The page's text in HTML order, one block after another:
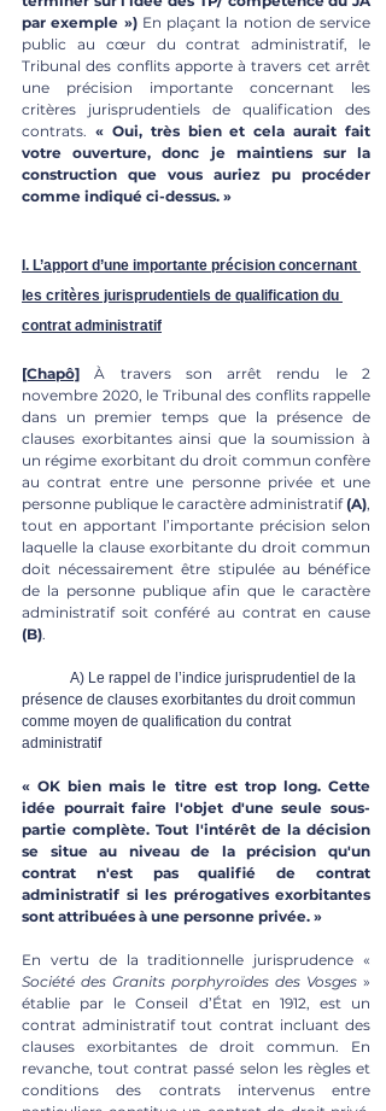
par exemple ») En plaçant la notion de service
public au cœur du contrat administratif, le
Tribunal des conflits apporte à travers cet arrêt
une précision importante concernant les
critères jurisprudentiels de qualification des
contrats. « Oui, très bien et cela aurait fait
votre ouverture, donc je maintiens sur la
construction que vous auriez pu procéder
comme indiqué ci-dessus. »
I. L’apport d’une importante précision concernant
les critères jurisprudentiels de qualification du
contrat administratif
[Chapô] À travers son arrêt rendu le 2
novembre 2020, le Tribunal des conflits rappelle
dans un premier temps que la présence de
clauses exorbitantes ainsi que la soumission à
un régime exorbitant du droit commun confère
au contrat entre une personne privée et une
personne publique le caractère administratif (A),
tout en apportant l’importante précision selon
laquelle la clause exorbitante du droit commun
doit nécessairement être stipulée au bénéfice
de la personne publique afin que le caractère
(B).
A) Le rappel de l’indice jurisprudentiel de la
présence de clauses exorbitantes du droit commun
comme moyen de qualification du contrat
administratif
« OK bien mais le titre est trop long. Cette
idée pourrait faire l'objet d'une seule sous-
partie complète. Tout l'intérêt de la décision
se situe au niveau de la précision qu'un
contrat n'est pas qualifié de contrat
administratif si les prérogatives exorbitantes
sont attribuées à une personne privée. »
Société des Granits porphyroïdes des Vosges »
établie par le Conseil d’État en 1912, est un
contrat administratif tout contrat incluant des
clauses exorbitantes de droit commun. En
revanche, tout contrat passé selon les règles et
conditions des contrats intervenus entre